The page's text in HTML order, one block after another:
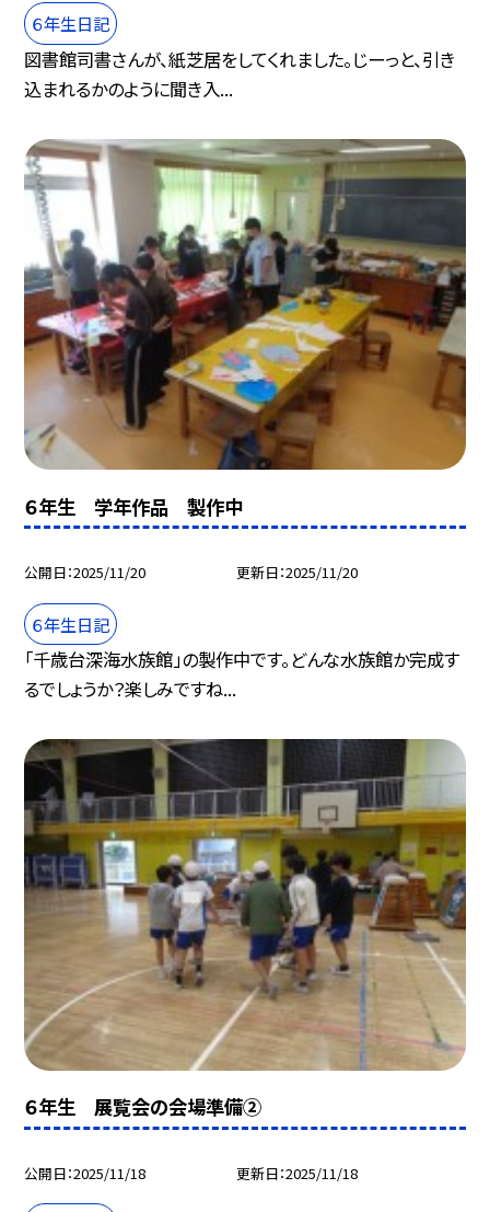
６年生日記
図書館司書さんが、紙芝居をしてくれました。じーっと、引き
込まれるかのように聞き入...
６年生 学年作品 製作中
公開日 2025/11/20 更新日 2025/11/20
６年生日記
「千歳台深海水族館」の製作中です。どんな水族館か完成す
るでしょうか？楽しみですね...
６年生 展覧会の会場準備②
公開日 2025/11/18 更新日 2025/11/18